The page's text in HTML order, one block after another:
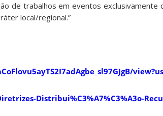
de trabalhos em eventos exclusivamente
local/regional.”
Distribui%C3%A7%C3%A3o-